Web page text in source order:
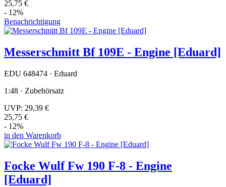
25,75 €
- 12%
Benachrichtigung
Messerschmitt Bf 109E - Engine [Eduard]
EDU 648474 · Eduard
1:48 · Zubehörsatz
UVP: 29,39 €
25,75 €
- 12%
in den Warenkorb
Focke Wulf Fw 190 F-8 - Engine
[Eduard]